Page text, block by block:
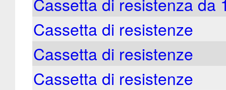
Cassetta di resistenze
Cassetta di resistenze
Cassetta di resistenze